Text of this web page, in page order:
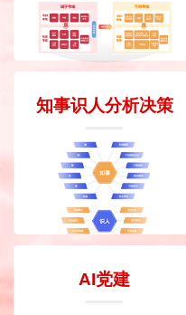
知事识人分析决策
AI党建